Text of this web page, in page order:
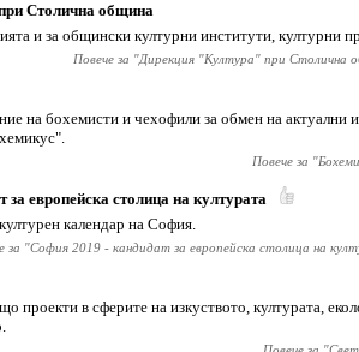
Столична община
и за общински културни институти, културни
Повече за "Дирекция "Култура" при Столична
на бохемисти и чехофили за обмен на актуални
Повече за "
европейска столица на културата
календар на София.
за "София 2019 - кандидат за европейска столица на
проекти в сферите на изкуството, културата,